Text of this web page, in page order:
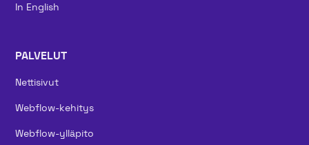
In English
PALVELUT
Nettisivut
Webflow-kehitys
Webflow-ylläpito